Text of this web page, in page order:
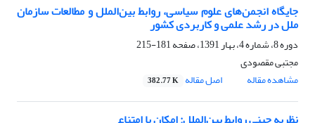
جایگاه انجمن‌های علوم سیاسی، روابط بین‌الملل و مطالعات سازمان
ملل در رشد علمی و کاربردی کشور
دوره 8، شماره 4، بهار 1391، صفحه
181-215
مجتبی مقصودی
مشاهده مقاله
اصل مقاله 382.77 K